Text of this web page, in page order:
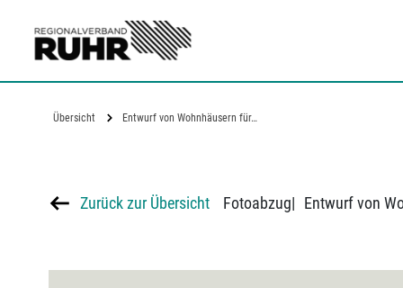
Übersicht Entwurf von Wohnhäusern für…
Zurück zur Übersicht Fotoabzug| Entwurf von